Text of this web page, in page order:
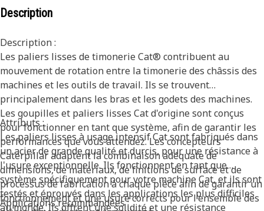
Description
Description :
Les paliers lisses de timonerie Cat® contribuent au
mouvement de rotation entre la timonerie des châssis des
machines et les outils de travail. Ils se trouvent
principalement dans les bras et les godets des machines.
Les goupilles et paliers lisses Cat d'origine sont conçus
pour fonctionner en tant que système, afin de garantir les
performances que vous attendez. Les concepteurs
Caterpillar adaptent la combinaison adéquate de
dimensions, de matériaux, de finitions de surface et de
processus de fabrication à chaque pièce afin de garantir un
fonctionnement et une usure corrects pour l'ensemble des
Attributs :
Les paliers lisses à usage intensif Cat sont fabriqués dans
un acier de grande qualité et durcis, pour une résistance à
l'usure exceptionnelle. Ils fonctionnent en tant que
système spécifiquement pour votre machine Cat, et ils sont
testés et éprouvés dans les applications les plus difficiles
au monde. Ils offrent une solidité et une résistance
Applications recommandées :